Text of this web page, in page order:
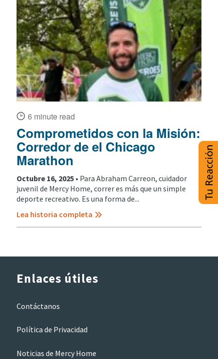
6 minute read
Comprometidos con la Misión:
Corredor de el Chicago
Marathon
Octubre 16, 2025 • Para Abraham Carreon, cuidador
juvenil de Mercy Home, correr es más que un simple
deporte recreativo. Es una forma de...
Lea historia completa
Enlaces útiles
Contáctanos
Política de Privacidad
Noticias de Mercy Home